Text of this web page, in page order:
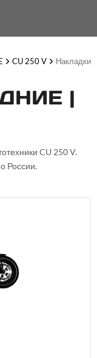
CU 250 V Накладки
|
CU 250 V.
России.